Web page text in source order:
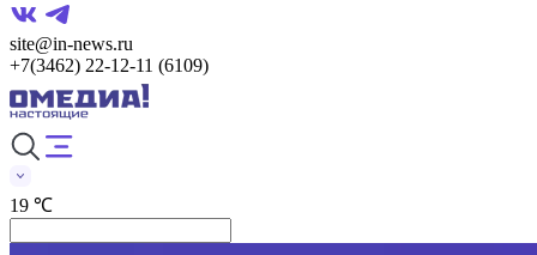
site@in-news.ru
+7(3462) 22-12-11 (6109)
19 ℃